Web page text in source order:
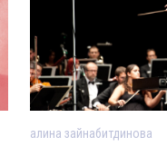
алина зайнабитдинова